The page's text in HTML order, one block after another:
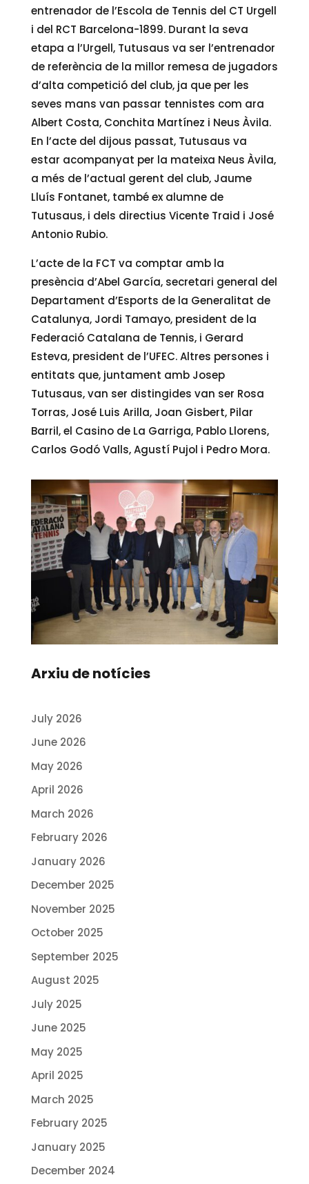
entrenador de l’Escola de Tennis del CT Urgell
i del RCT Barcelona-1899. Durant la seva
etapa a l’Urgell, Tutusaus va ser l’entrenador
de referència de la millor remesa de jugadors
d’alta competició del club, ja que per les
seves mans van passar tennistes com ara
Albert Costa, Conchita Martínez i Neus Àvila.
En l’acte del dijous passat, Tutusaus va
estar acompanyat per la mateixa Neus Àvila,
a més de l’actual gerent del club, Jaume
Lluís Fontanet, també ex alumne de
Tutusaus, i dels directius Vicente Traid i José
Antonio Rubio.
L’acte de la FCT va comptar amb la
presència d’Abel García, secretari general del
Departament d’Esports de la Generalitat de
Catalunya, Jordi Tamayo, president de la
Federació Catalana de Tennis, i Gerard
Esteva, president de l’UFEC. Altres persones i
entitats que, juntament amb Josep
Tutusaus, van ser distingides van ser Rosa
Torras, José Luis Arilla, Joan Gisbert, Pilar
Barril, el Casino de La Garriga, Pablo Llorens,
Carlos Godó Valls, Agustí Pujol i Pedro Mora.
Arxiu de notícies
July 2026
June 2026
May 2026
April 2026
March 2026
February 2026
January 2026
December 2025
November 2025
October 2025
September 2025
August 2025
July 2025
June 2025
May 2025
April 2025
March 2025
February 2025
January 2025
December 2024